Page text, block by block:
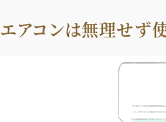
エアコンは無理せず